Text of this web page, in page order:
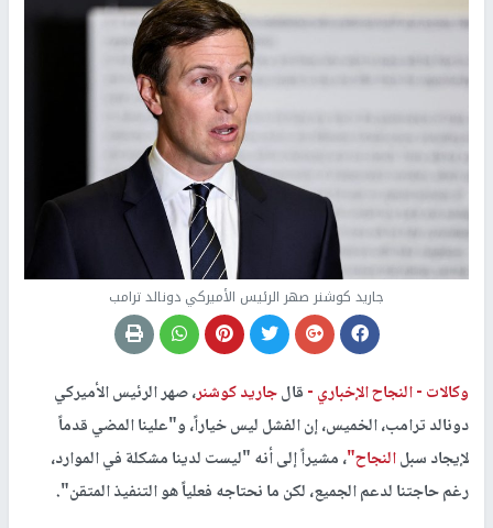
جاريد كوشنر صهر الرئيس الأميركي دونالد ترامب
وكالات -النجاح الإخباري -قالجاريد كوشنر، صهر الرئيس الأميركي
دونالد ترامب، الخميس، إن الفشل ليس خياراً، و"علينا المضي قدماً
لإيجاد سبلالنجاح"، مشيراً إلى أنه "ليست لدينا مشكلة في الموارد،
رغم حاجتنا لدعم الجميع، لكن ما نحتاجه فعلياً هو التنفيذ المتقن".